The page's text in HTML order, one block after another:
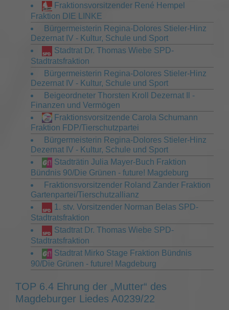
Fraktionsvorsitzender René Hempel
Fraktion DIE LINKE
Bürgermeisterin Regina-Dolores Stieler-Hinz
Dezernat IV - Kultur, Schule und Sport
Stadtrat Dr. Thomas Wiebe SPD-
Stadtratsfraktion
Bürgermeisterin Regina-Dolores Stieler-Hinz
Dezernat IV - Kultur, Schule und Sport
Beigeordneter Thorsten Kroll Dezernat Il -
Finanzen und Vermögen
Fraktionsvorsitzende Carola Schumann
Fraktion FDP/Tierschutzpartei
Bürgermeisterin Regina-Dolores Stieler-Hinz
Dezernat IV - Kultur, Schule und Sport
Stadträtin Julia Mayer-Buch Fraktion
Bündnis 90/Die Grünen - future! Magdeburg
Fraktionsvorsitzender Roland Zander Fraktion
Gartenpartei/Tierschutzallianz
1. stv. Vorsitzender Norman Belas SPD-
Stadtratsfraktion
Stadtrat Dr. Thomas Wiebe SPD-
Stadtratsfraktion
Stadtrat Mirko Stage Fraktion Bündnis
90/Die Grünen - future! Magdeburg
TOP 6.4 Ehrung der „Mutter“ des
Magdeburger Liedes A0239/22